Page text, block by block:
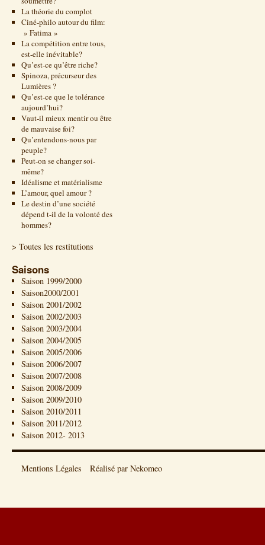
La théorie du complot
Ciné-philo autour du film:
» Fatima »
La compétition entre tous,
est-elle inévitable?
Qu’est-ce qu’être riche?
Spinoza, précurseur des
Lumières ?
Qu’est-ce que le tolérance
aujourd’hui?
Vaut-il mieux mentir ou être
de mauvaise foi?
Qu’entendons-nous par
peuple?
Peut-on se changer soi-
même?
Idéalisme et matérialisme
L’amour, quel amour ?
Le destin d’une société
dépend t-il de la volonté des
hommes?
> Toutes les restitutions
Saisons
Saison 1999/2000
Saison2000/2001
Saison 2001/2002
Saison 2002/2003
Saison 2003/2004
Saison 2004/2005
Saison 2005/2006
Saison 2006/2007
Saison 2007/2008
Saison 2008/2009
Saison 2009/2010
Saison 2010/2011
Saison 2011/2012
Saison 2012- 2013
Mentions Légales Réalisé par Nekomeo